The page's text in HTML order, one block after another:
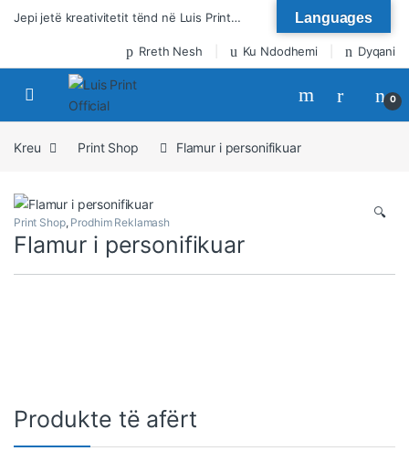
Kalo te lundrimi
Kalo tek përmbajtja
Jepi jetë kreativitetit tënd në Luis Print…
Rreth Nesh Ku Ndodhemi Dyqani
0
Kreu Print Shop Flamur i personifikuar
🔍
Print Shop, Prodhim Reklamash
Flamur i personifikuar
Produkte të afërt
Languages